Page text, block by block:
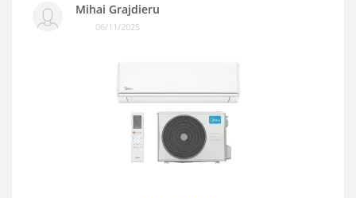
Mihai Grajdieru
06/11/2025